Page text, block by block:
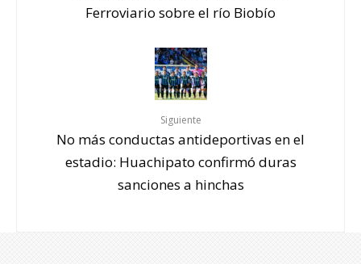
Ferroviario sobre el río Biobío
Siguiente
No más conductas antideportivas en el
estadio: Huachipato confirmó duras
sanciones a hinchas